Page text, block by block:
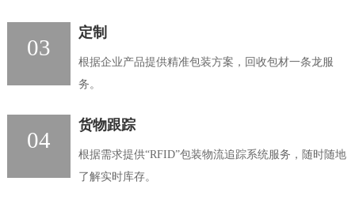
03
定制
根据企业产品提供精准包装方案，回收包材一条龙服
务。
04
货物跟踪
根据需求提供“RFID”包装物流追踪系统服务，随时随地
了解实时库存。